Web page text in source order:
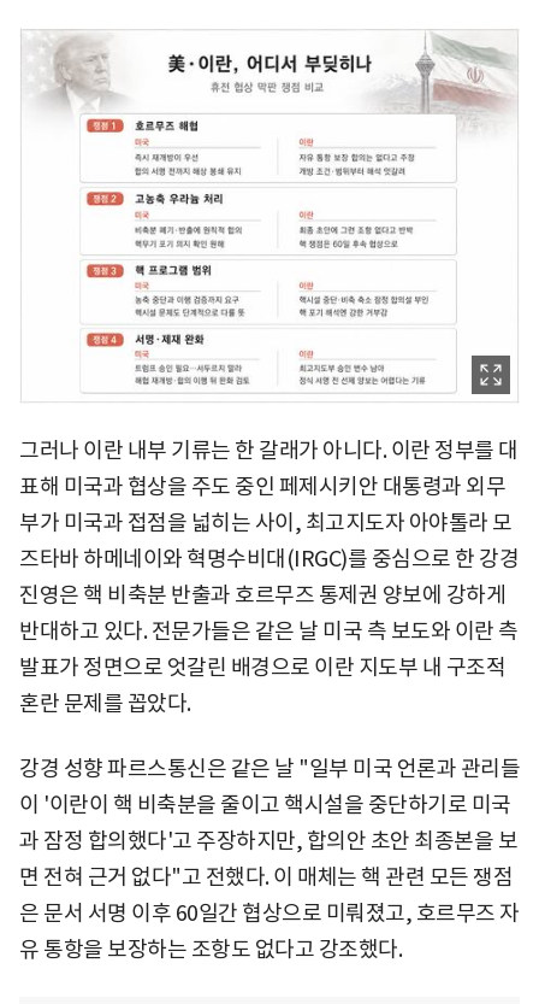
그러나 이란 내부 기류는 한 갈래가 아니다. 이란 정부를 대
표해 미국과 협상을 주도 중인 페제시키안 대통령과 외무
부가 미국과 접점을 넓히는 사이, 최고지도자 아야톨라 모
즈타바 하메네이와 혁명수비대(IRGC)를 중심으로 한 강경
진영은 핵 비축분 반출과 호르무즈 통제권 양보에 강하게
반대하고 있다. 전문가들은 같은 날 미국 측 보도와 이란 측
발표가 정면으로 엇갈린 배경으로 이란 지도부 내 구조적
혼란 문제를 꼽았다.
강경 성향 파르스통신은 같은 날 "일부 미국 언론과 관리들
이 '이란이 핵 비축분을 줄이고 핵시설을 중단하기로 미국
과 잠정 합의했다'고 주장하지만, 합의안 초안 최종본을 보
면 전혀 근거 없다"고 전했다. 이 매체는 핵 관련 모든 쟁점
은 문서 서명 이후 60일간 협상으로 미뤄졌고, 호르무즈 자
유 통항을 보장하는 조항도 없다고 강조했다.